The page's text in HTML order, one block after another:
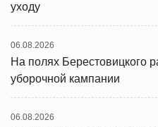
уходу
06.08.2026
На полях Берестовицкого
уборочной кампании
06.08.2026